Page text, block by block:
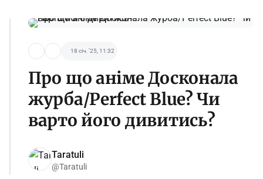
18 січ. '25, 11:32
Про що аніме Досконала
журба/Perfect Blue? Чи
варто його дивитись?
Taratuli
@Taratuli